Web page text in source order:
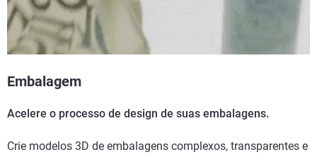
Embalagem
Acelere o processo de design de suas embalagens.
Crie modelos 3D de embalagens complexos, transparentes e